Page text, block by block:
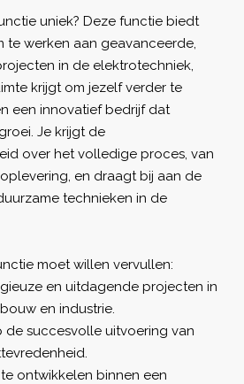
uniek? Deze functie biedt
te werken aan geavanceerde,
in de elektrotechniek,
krijgt om jezelf verder te
een innovatief bedrijf dat
Je krijgt de
over het volledige proces, van
en draagt bij aan de
technieken in de
moet willen vervullen:
en uitdagende projecten in
en industrie.
de succesvolle uitvoering van
ontwikkelen binnen een